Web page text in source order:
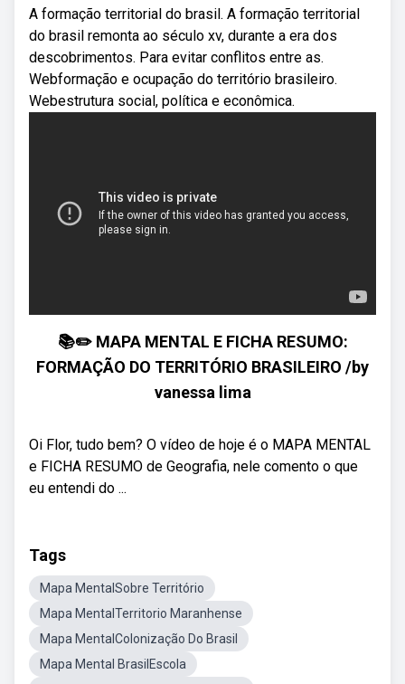
A formação territorial do brasil. A formação territorial
do brasil remonta ao século xv, durante a era dos
descobrimentos. Para evitar conflitos entre as.
Webformação e ocupação do território brasileiro.
Webestrutura social, política e econômica.
📚✏️ MAPA MENTAL E FICHA RESUMO:
FORMAÇÃO DO TERRITÓRIO BRASILEIRO /by
vanessa lima
Oi Flor, tudo bem? O vídeo de hoje é o MAPA MENTAL
e FICHA RESUMO de Geografia, nele comento o que
eu entendi do ...
Tags
Mapa MentalSobre Território
Mapa MentalTerritorio Maranhense
Mapa MentalColonização Do Brasil
Mapa Mental BrasilEscola